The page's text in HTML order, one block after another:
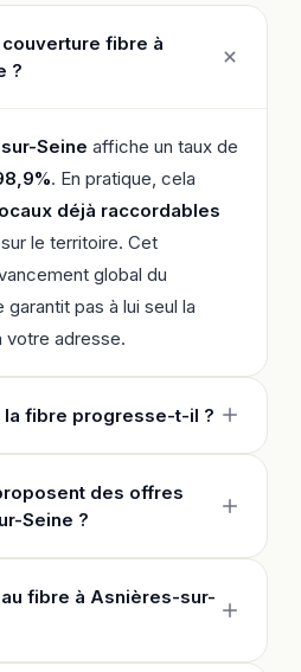
fibre à
?
Seine affiche un taux de
. En pratique, cela
déjà raccordables
le territoire. Cet
global du
pas à lui seul la
votre adresse.
fibre progresse-t-il ?
des offres
Seine ?
fibre à Asnières-sur-